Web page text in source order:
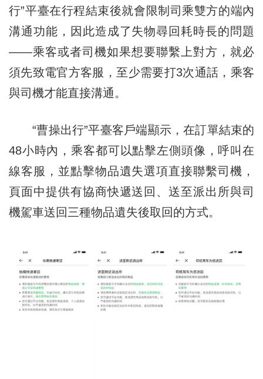
行”平臺在行程結束後就會限制司乘雙方的端內
溝通功能，因此造成了失物尋回耗時長的問題
——乘客或者司機如果想要聯繫上對方，就必
須先致電官方客服，至少需要打3次通話，乘客
與司機才能直接溝通。
“曹操出行”平臺客戶端顯示，在訂單結束的
48小時內，乘客都可以點擊左側頭像，呼叫在
線客服，並點擊物品遺失選項直接聯繫司機，
頁面中提供有協商快遞送回、送至派出所與司
機駕車送回三種物品遺失後取回的方式。